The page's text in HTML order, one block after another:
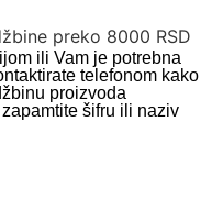
preko 8000 RSD
ili Vam je potrebna
telefonom kako
proizvoda
šifru ili naziv